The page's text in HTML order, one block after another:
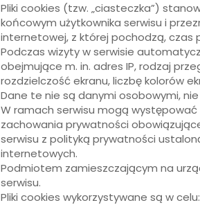
Pliki cookies (tzw. „ciasteczka”)
końcowym użytkownika serwisu i
internetowej, z której pochodzą, czas
Podczas wizyty w serwisie
obejmujące m. in. adres IP, rodzaj
rozdzielczość ekranu, liczbę kolorów
Dane te nie są danymi osobowymi,
W ramach serwisu mogą
zachowania prywatności
serwisu z polityką prywatności
internetowych.
Podmiotem zamieszczającym na
serwisu.
Pliki cookies wykorzystywane są w celu: